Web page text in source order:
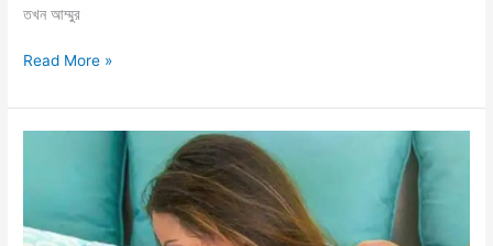
তখন আম্মুর
আম্মুর
ঝাঁকুনি
ভোদার
বীর্যপাত
Read More »